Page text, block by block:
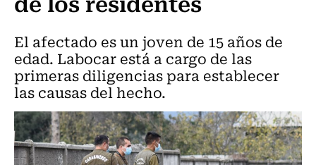
El afectado es un joven de 15 años de
edad. Labocar está a cargo de las
primeras diligencias para establecer
las causas del hecho.